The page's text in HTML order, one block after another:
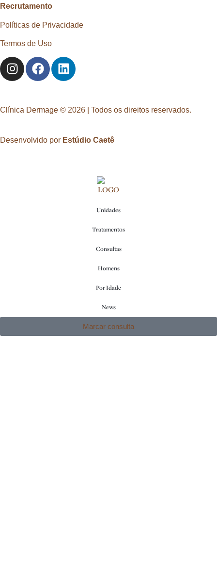
Recrutamento
Políticas de Privacidade
Termos de Uso
Clínica Dermage © 2026 | Todos os direitos reservados.
Desenvolvido por Estúdio Caetê
Unidades
Tratamentos
Consultas
Homens
Por Idade
News
Marcar consulta